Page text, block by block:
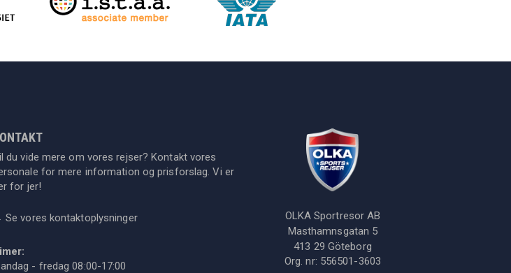
du vide mere om vores rejser? Kontakt vores
for mere information og prisforslag. Vi er
for jer!
Se vores kontaktoplysninger
- fredag 08:00-17:00
OLKA Sportresor AB
Masthamnsgatan 5
413 29 Göteborg
Org. nr: 556501-3603